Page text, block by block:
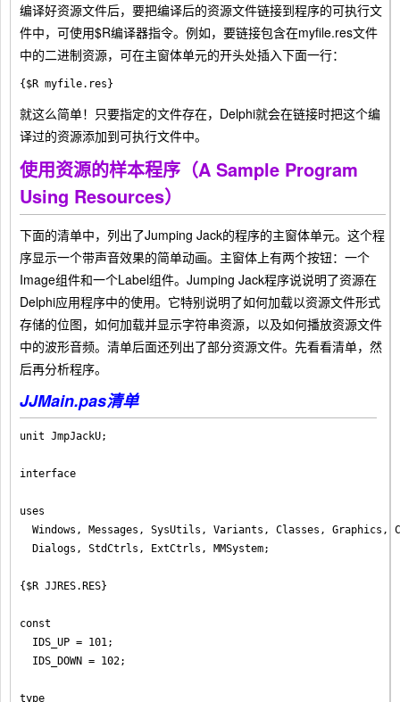
编译好资源文件后，要把编译后的资源文件链接到程序的可执行文
件中，可使用$R编译器指令。例如，要链接包含在myfile.res文件
中的二进制资源，可在主窗体单元的开头处插入下面一行：
{$R myfile.res}
就这么简单！只要指定的文件存在，Delphi就会在链接时把这个编
译过的资源添加到可执行文件中。
使用资源的样本程序（A Sample Program
Using Resources）
下面的清单中，列出了Jumping Jack的程序的主窗体单元。这个程
序显示一个带声音效果的简单动画。主窗体上有两个按钮：一个
Image组件和一个Label组件。Jumping Jack程序说说明了资源在
Delphi应用程序中的使用。它特别说明了如何加载以资源文件形式
存储的位图，如何加载并显示字符串资源，以及如何播放资源文件
中的波形音频。清单后面还列出了部分资源文件。先看看清单，然
后再分析程序。
JJMain.pas清单
unit JmpJackU;
interface
uses
Windows, Messages, SysUtils, Variants, Classes, Graphics,
  Dialogs, StdCtrls, ExtCtrls, MMSystem;
{$R JJRES.RES}
const
  IDS_UP = 101;
  IDS_DOWN = 102;
type